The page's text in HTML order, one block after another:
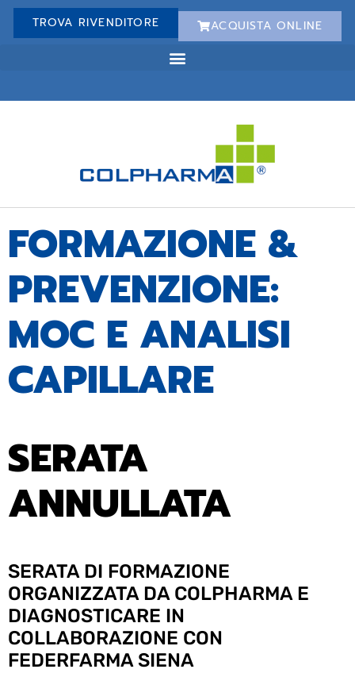
TROVA RIVENDITORE ACQUISTA ONLINE
FORMAZIONE &
PREVENZIONE:
MOC E ANALISI
CAPILLARE
SERATA
ANNULLATA
SERATA DI FORMAZIONE
ORGANIZZATA DA COLPHARMA E
DIAGNOSTICARE IN
COLLABORAZIONE CON
FEDERFARMA SIENA